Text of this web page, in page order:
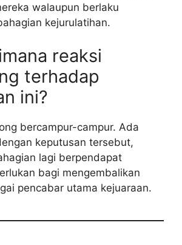
walaupun berlaku
kejurulatihan.
reaksi
terhadap
ini?
bercampur-campur. Ada
keputusan tersebut,
lagi berpendapat
bagi mengembalikan
pencabar utama kejuaraan.